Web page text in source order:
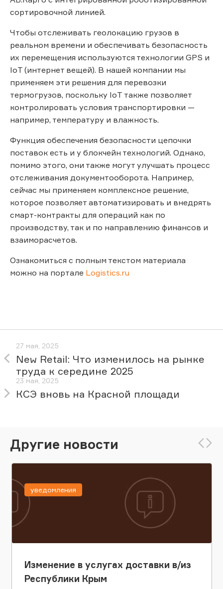
сортировочной линией.
Чтобы отслеживать геолокацию грузов в
реальном времени и обеспечивать безопасность
их перемещения используются технологии GPS и
IoT (интернет вещей). В нашей компании мы
применяем эти решения для перевозки
термогрузов, поскольку IoT также позволяет
контролировать условия транспортировки —
например, температуру и влажность.
Функция обеспечения безопасности цепочки
поставок есть и у блокчейн технологий. Однако,
помимо этого, они также могут улучшать процесс
отслеживания документооборота. Например,
сейчас мы применяем комплексное решение,
которое позволяет автоматизировать и внедрять
смарт-контракты для операций как по
производству, так и по направлению финансов и
взаиморасчетов.
Ознакомиться с полным текстом материала
можно на портале Logistics.ru
27 мая, 2025
New Retail: Что изменилось на рынке
труда к середине 2025
23 мая, 2025
КСЭ вновь на Красной площади
Другие новости
Изменение в услугах доставки в/из
Республики Крым
уведомления